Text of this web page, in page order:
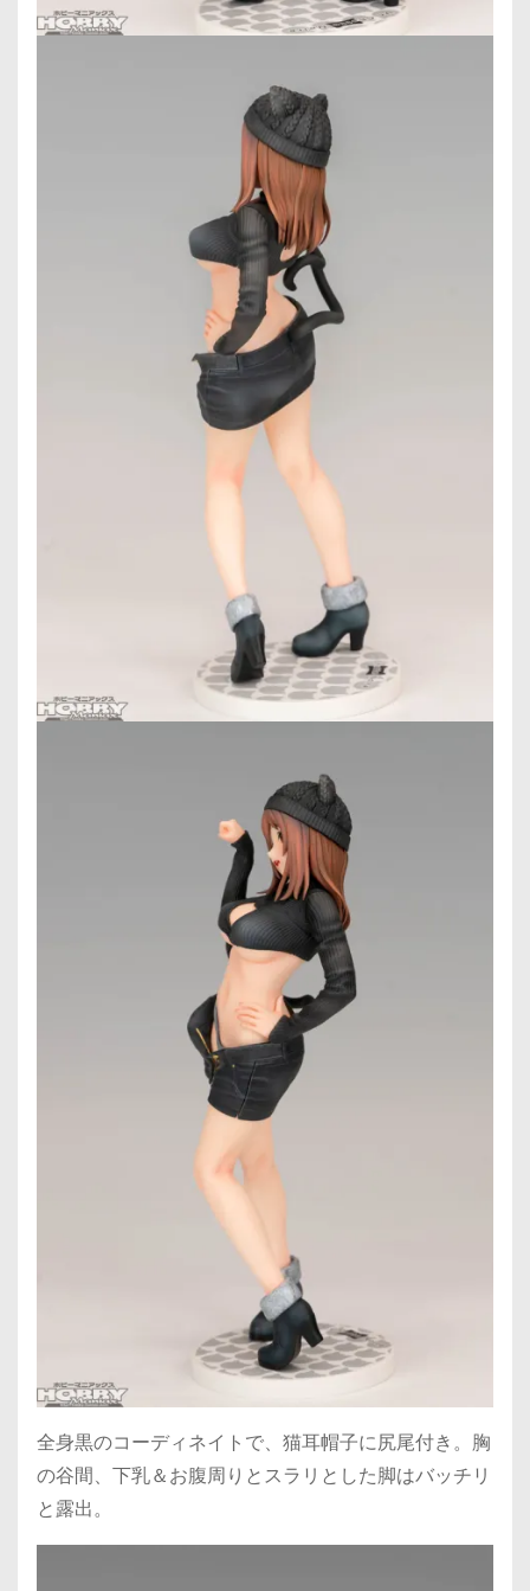
全身黒のコーディネイトで、猫耳帽子に尻尾付き。胸
の谷間、下乳＆お腹周りとスラリとした脚はバッチリ
と露出。